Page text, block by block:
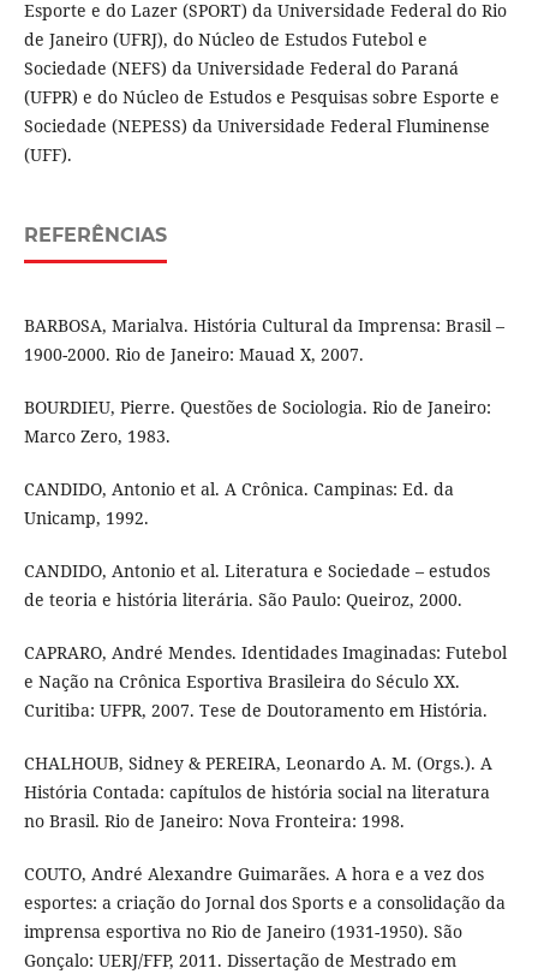
Esporte e do Lazer (SPORT) da Universidade Federal do Rio
de Janeiro (UFRJ), do Núcleo de Estudos Futebol e
Sociedade (NEFS) da Universidade Federal do Paraná
(UFPR) e do Núcleo de Estudos e Pesquisas sobre Esporte e
Sociedade (NEPESS) da Universidade Federal Fluminense
(UFF).
REFERÊNCIAS
BARBOSA, Marialva. História Cultural da Imprensa: Brasil –
1900-2000. Rio de Janeiro: Mauad X, 2007.
BOURDIEU, Pierre. Questões de Sociologia. Rio de Janeiro:
Marco Zero, 1983.
CANDIDO, Antonio et al. A Crônica. Campinas: Ed. da
Unicamp, 1992.
CANDIDO, Antonio et al. Literatura e Sociedade – estudos
de teoria e história literária. São Paulo: Queiroz, 2000.
CAPRARO, André Mendes. Identidades Imaginadas: Futebol
e Nação na Crônica Esportiva Brasileira do Século XX.
Curitiba: UFPR, 2007. Tese de Doutoramento em História.
CHALHOUB, Sidney & PEREIRA, Leonardo A. M. (Orgs.). A
História Contada: capítulos de história social na literatura
no Brasil. Rio de Janeiro: Nova Fronteira: 1998.
COUTO, André Alexandre Guimarães. A hora e a vez dos
esportes: a criação do Jornal dos Sports e a consolidação da
imprensa esportiva no Rio de Janeiro (1931-1950). São
Gonçalo: UERJ/FFP, 2011. Dissertação de Mestrado em